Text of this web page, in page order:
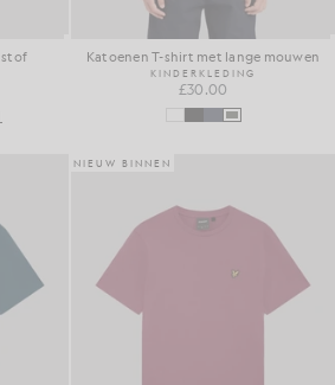
stof Katoenen T-shirt met lange mouwen
KINDERKLEDING
£30.00
NIEUW BINNEN